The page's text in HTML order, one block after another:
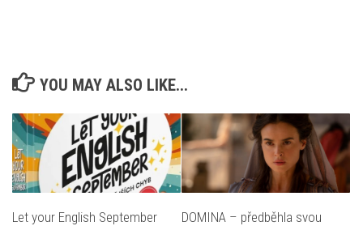
YOU MAY ALSO LIKE...
Let your English September
DOMINA – předběhla svou